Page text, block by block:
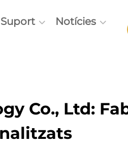
Suport
Notícies
Co., Ltd: